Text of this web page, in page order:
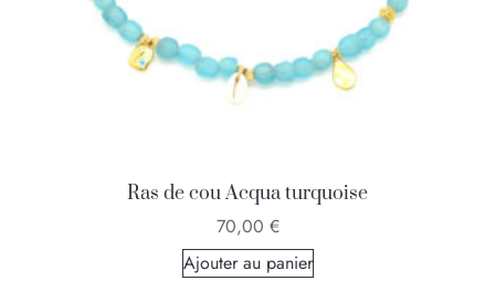
Ras de cou Acqua turquoise
70,00 €
Ajouter au panier